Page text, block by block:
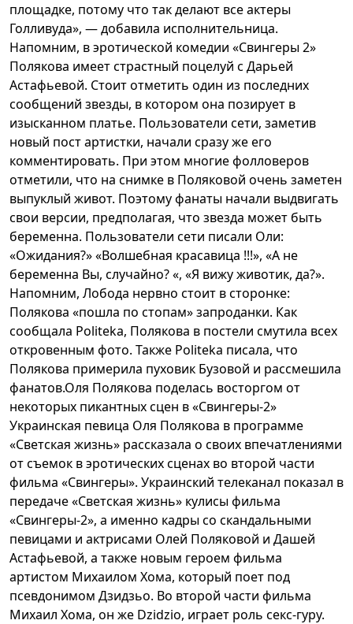
площадке, потому что так делают все актеры
Голливуда», — добавила исполнительница.
Напомним, в эротической комедии «Свингеры 2»
Полякова имеет страстный поцелуй с Дарьей
Астафьевой. Стоит отметить один из последних
сообщений звезды, в котором она позирует в
изысканном платье. Пользователи сети, заметив
новый пост артистки, начали сразу же его
комментировать. При этом многие фолловеров
отметили, что на снимке в Поляковой очень заметен
выпуклый живот. Поэтому фанаты начали выдвигать
свои версии, предполагая, что звезда может быть
беременна. Пользователи сети писали Оли:
«Ожидания?» «Волшебная красавица !!!», «А не
беременна Вы, случайно? «, «Я вижу животик, да?».
Напомним, Лобода нервно стоит в сторонке:
Полякова «пошла по стопам» запроданки. Как
сообщала Politeka, Полякова в постели смутила всех
откровенным фото. Также Politeka писала, что
Полякова примерила пуховик Бузовой и рассмешила
фанатов.Оля Полякова поделась восторгом от
некоторых пикантных сцен в «Свингеры-2»
Украинская певица Оля Полякова в программе
«Светская жизнь» рассказала о своих впечатлениями
от съемок в эротических сценах во второй части
фильма «Свингеры». Украинский телеканал показал в
передаче «Светская жизнь» кулисы фильма
«Свингеры-2», а именно кадры со скандальными
певицами и актрисами Олей Поляковой и Дашей
Астафьевой, а также новым героем фильма
артистом Михаилом Хома, который поет под
псевдонимом Дзидзьо. Во второй части фильма
Михаил Хома, он же Dzidzio, играет роль секс-гуру.